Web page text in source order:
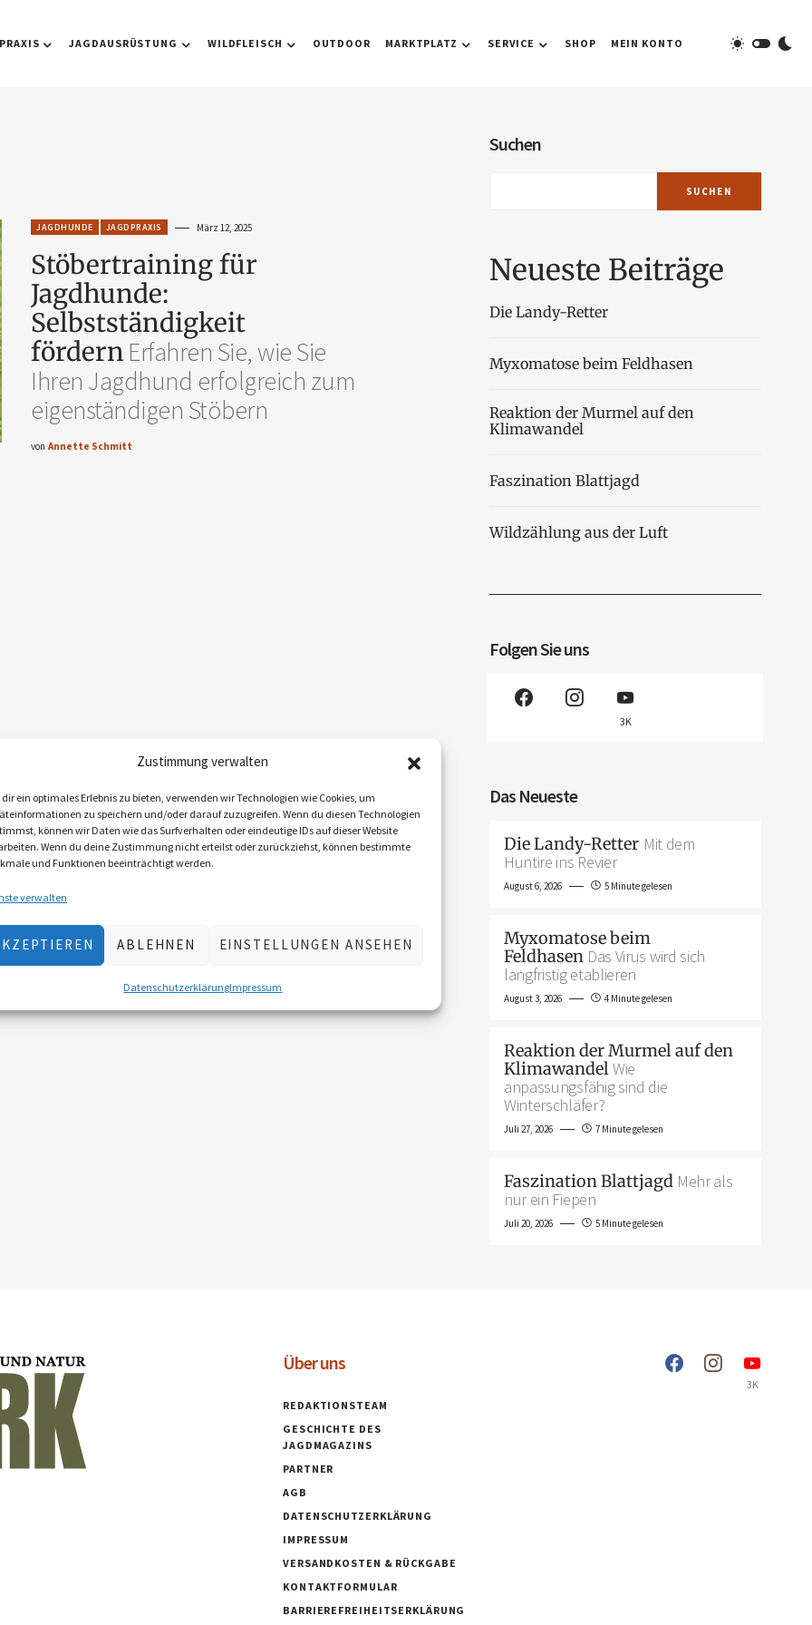
Zustimmung verwalten
ein optimales Erlebnis zu bieten, verwenden wir Technologien wie Cookies, um
zu speichern und/oder darauf zuzugreifen. Wenn du diesen Technologien
können wir Daten wie das Surfverhalten oder eindeutige IDs auf dieser Website
Wenn du deine Zustimmung nicht erteilst oder zurückziehst, können bestimmte
und Funktionen beeinträchtigt werden.
verwalten
ABLEHNEN EINSTELLUNGEN ANSEHEN
DatenschutzerklärungImpressum
JAGDAUSRÜSTUNG WILDFLEISCH OUTDOOR MARKTPLATZ SERVICE SHOP MEIN KONTO
JAGDHUNDE JAGDPRAXIS März 12, 2025
Stöbertraining für
Jagdhunde:
Selbstständigkeit
fördernErfahren Sie, wie Sie
Ihren Jagdhund erfolgreich zum
eigenständigen Stöbern
von Annette Schmitt
Suchen
SUCHEN
Neueste Beiträge
Die Landy-Retter
Myxomatose beim Feldhasen
Reaktion der Murmel auf den
Klimawandel
Faszination Blattjagd
Wildzählung aus der Luft
Folgen Sie uns
3K
Das Neueste
Die Landy-Retter Mit dem
Huntire ins Revier
August 6, 2026 5 Minute gelesen
Myxomatose beim
Feldhasen Das Virus wird sich
langfristig etablieren
August 3, 2026 4 Minute gelesen
Reaktion der Murmel auf den
KlimawandelWie
anpassungsfähig sind die
Winterschläfer?
Juli 27, 2026 7 Minute gelesen
Faszination Blattjagd Mehr als
nur ein Fiepen
Juli 20, 2026 5 Minute gelesen
Über uns
REDAKTIONSTEAM
GESCHICHTE DES
JAGDMAGAZINS
PARTNER
AGB
DATENSCHUTZERKLÄRUNG
IMPRESSUM
VERSANDKOSTEN & RÜCKGABE
KONTAKTFORMULAR
BARRIEREFREIHEITSERKLÄRUNG
3K